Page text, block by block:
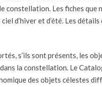
constellation. Les fiches que
d’hiver et d’été. Les
s’ils sont présents, les
la constellation. Le
des objets célestes